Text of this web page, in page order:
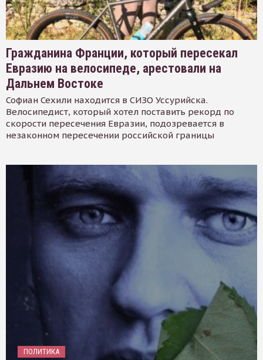
Гражданина Франции, который пересекал
Евразию на велосипеде, арестовали на
Дальнем Востоке
Софиан Сехили находится в СИЗО Уссурийска.
Велосипедист, который хотел поставить рекорд по
скорости пересечения Евразии, подозревается в
незаконном пересечении российской границы
ПОЛИТИКА